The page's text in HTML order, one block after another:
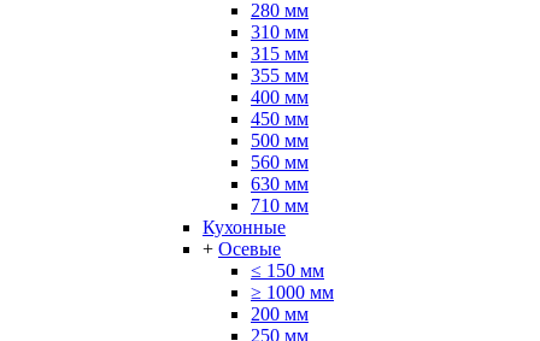
280 мм
310 мм
315 мм
355 мм
400 мм
450 мм
500 мм
560 мм
630 мм
710 мм
Кухонные
+ Осевые
≤ 150 мм
≥ 1000 мм
200 мм
250 мм